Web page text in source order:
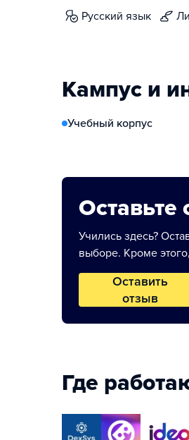
русский язык
Кампус и
Учебный корпус
Оставьте
Учились здесь?
выборе. Кроме
Оставить
отзыв
Где